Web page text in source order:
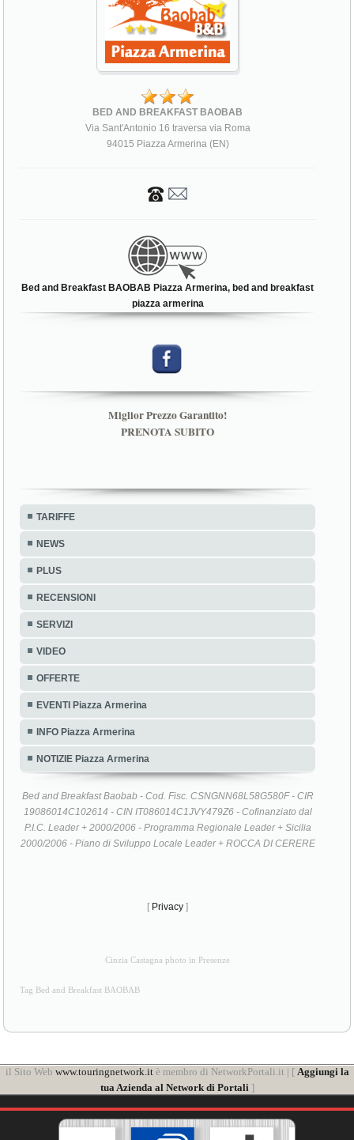
BED AND BREAKFAST BAOBAB
Via Sant'Antonio 16 traversa via Roma
94015 Piazza Armerina (EN)
Bed and Breakfast BAOBAB Piazza Armerina, bed and breakfast
piazza armerina
Miglior Prezzo Garantito!
PRENOTA SUBITO
TARIFFE
NEWS
PLUS
RECENSIONI
SERVIZI
VIDEO
OFFERTE
EVENTI Piazza Armerina
INFO Piazza Armerina
NOTIZIE Piazza Armerina
Bed and Breakfast Baobab - Cod. Fisc. CSNGNN68L58G580F - CIR
19086014C102614 - CIN IT086014C1JVY479Z6 - Cofinanziato dal
P.I.C. Leader + 2000/2006 - Programma Regionale Leader + Sicilia
2000/2006 - Piano di Sviluppo Locale Leader + ROCCA DI CERERE
[ Privacy ]
Cinzia Castagna photo in Presenze
Tag Bed and Breakfast BAOBAB
il Sito Web www.touringnetwork.itè membro di NetworkPortali.it | [ Aggiungi la
tua Azienda al Network di Portali ]